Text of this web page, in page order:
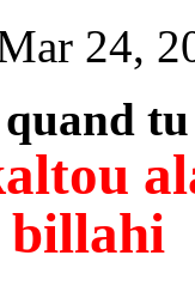
24,
quand tu
billahi